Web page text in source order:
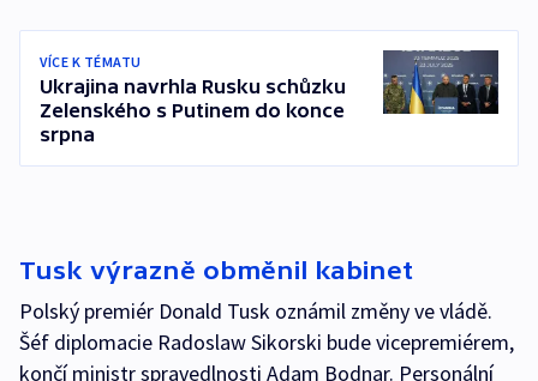
VÍCE K TÉMATU
Ukrajina navrhla Rusku schůzku
Zelenského s Putinem do konce
srpna
Tusk výrazně obměnil kabinet
Polský premiér Donald Tusk oznámil změny ve vládě.
Šéf diplomacie Radoslaw Sikorski bude vicepremiérem,
končí ministr spravedlnosti Adam Bodnar. Personální